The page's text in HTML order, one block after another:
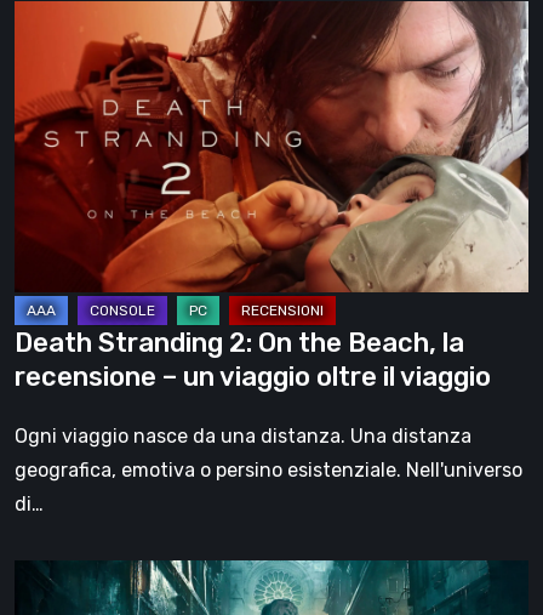
Stranding
On
the
Beach,
recensione
–
un
viaggio
oltre
il
Death Stranding 2: On the Beach, la
recensione – un viaggio oltre il viaggio
Ogni viaggio nasce da una distanza. Una distanza
geografica, emotiva o persino esistenziale. Nell'universo
di…
Steelrising,